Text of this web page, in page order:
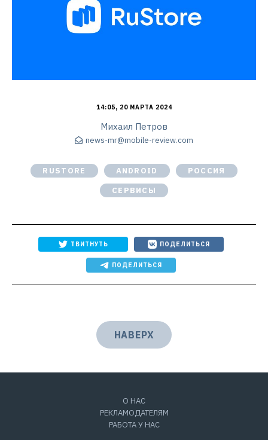
14:05, 20 МАРТА 2024
Михаил Петров
news-mr@mobile-review.com
RUSTORE ANDROID
РОССИЯ
СЕРВИСЫ
ТВИТНУТЬ ПОДЕЛИТЬСЯ
ПОДЕЛИТЬСЯ
НАВЕРХ
О НАС
РЕКЛАМОДАТЕЛЯМ
РАБОТА У НАС